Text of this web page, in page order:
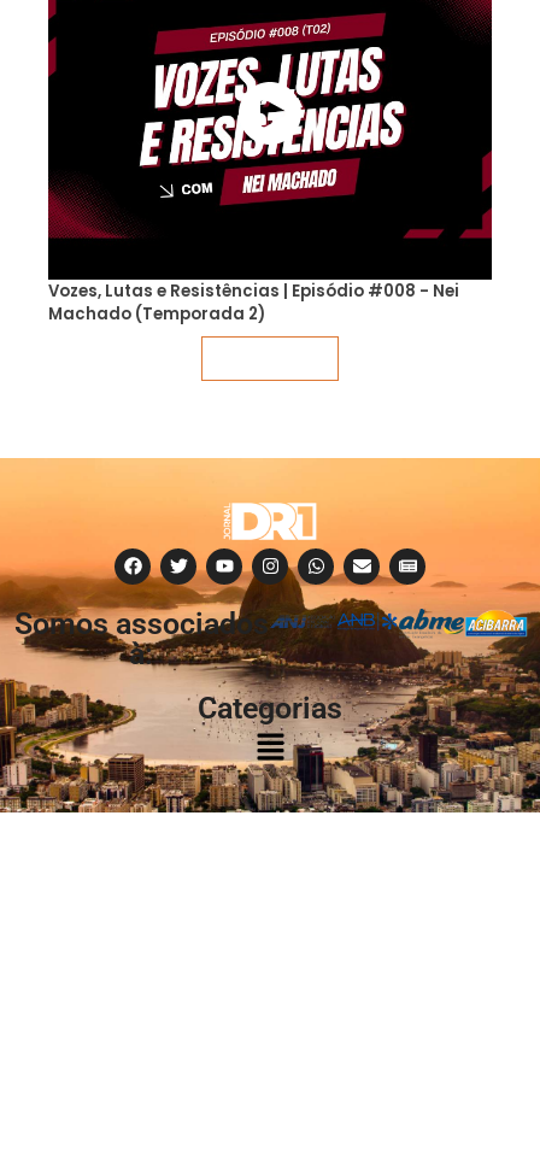
Vozes, Lutas e Resistências | Episódio #008 - Nei
Machado (Temporada 2)
Somos associados
à:
Categorias